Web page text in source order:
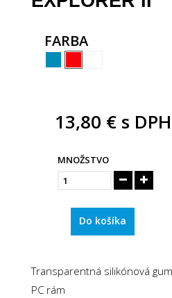
FARBA
13,80 € s DPH
MNOŽSTVO
Do košíka
Transparentná silikónová
PC rám